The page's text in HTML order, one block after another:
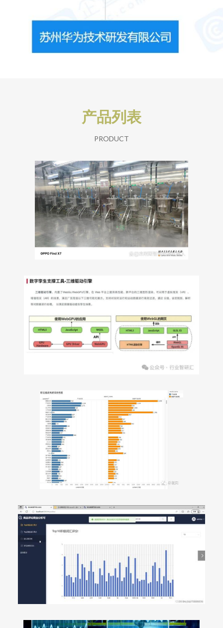
产品列表
PRODUCT